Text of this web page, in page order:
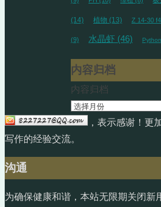
(14) 植物 (13) Z 14-30
(9) 水晶虾 (46) Python
内容归档
内容归档
，表示感谢！更
写作的经验交流。
沟通
为确保健康和谐，本站无限期关闭新